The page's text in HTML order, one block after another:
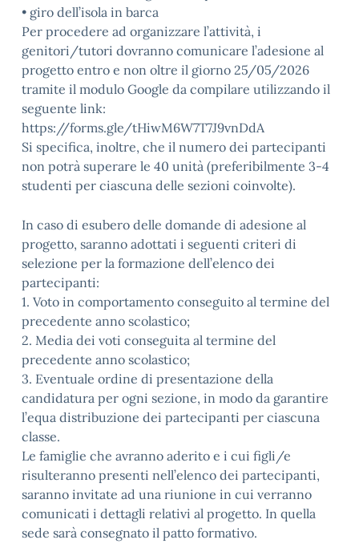
• giro dell’isola in barca
Per procedere ad organizzare l’attività, i
genitori/tutori dovranno comunicare l’adesione al
progetto entro e non oltre il giorno 25/05/2026
tramite il modulo Google da compilare utilizzando il
seguente link:
https://forms.gle/tHiwM6W7T7J9vnDdA
Si specifica, inoltre, che il numero dei partecipanti
non potrà superare le 40 unità (preferibilmente 3-4
studenti per ciascuna delle sezioni coinvolte).
In caso di esubero delle domande di adesione al
progetto, saranno adottati i seguenti criteri di
selezione per la formazione dell’elenco dei
partecipanti:
1. Voto in comportamento conseguito al termine del
precedente anno scolastico;
2. Media dei voti conseguita al termine del
precedente anno scolastico;
3. Eventuale ordine di presentazione della
candidatura per ogni sezione, in modo da garantire
l’equa distribuzione dei partecipanti per ciascuna
classe.
Le famiglie che avranno aderito e i cui figli/e
risulteranno presenti nell’elenco dei partecipanti,
saranno invitate ad una riunione in cui verranno
comunicati i dettagli relativi al progetto. In quella
sede sarà consegnato il patto formativo.